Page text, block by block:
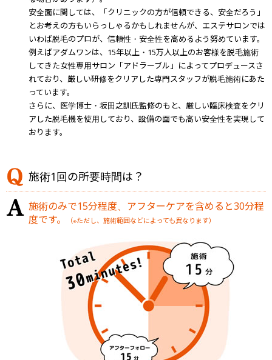
安全面に関しては、「クリニックの方が信頼できる、安全だろう」
とお考えの方もいらっしゃるかもしれませんが、エステサロンでは
いわば脱毛のプロが、信頼性・安全性を高めるよう努めています。
例えばアダムワンは、15年以上・15万人以上のお客様を脱毛施術
してきた女性専用サロン「アドラーブル」によってプロデュースさ
れており、厳しい研修をクリアした専門スタッフが脱毛施術にあた
っています。
さらに、医学博士・坂田之訓氏監修のもと、厳しい臨床検査をクリ
アした脱毛機を使用しており、設備の面でも高い安全性を実現して
おります。
施術1回の所要時間は？
施術のみで15分程度、アフターケアを含めると30分程
度です。
（※ただし、施術範囲などによっても異なります）